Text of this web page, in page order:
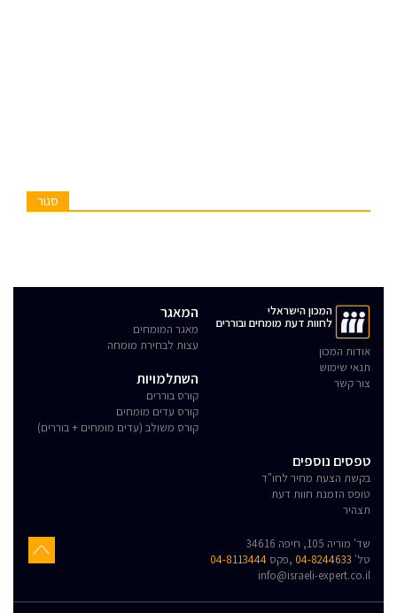
סגור
המכון הישראלי
לחוות דעת מומחים ובוררים
אודות המכון
תנאי שימוש
צור קשר
המאגר
מאגר המומחים
עצות לבחירת מומחה
השתלמויות
קורס בוררים
קורס עדים מומחים
קורס משולב (עדים מומחים + בוררים)
טפסים נוספים
בקשת הצעת מחיר לחו"ד
טופס הזמנת חוות דעת
תצהיר
שד' מוריה 105, חיפה 34616
טל' 04-8244633 ,פקס 04-8113444
info@israeli-expert.co.il